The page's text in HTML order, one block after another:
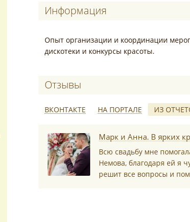
Информация
Опыт организации и координации
дискотеки и конкурсы красоты.
Отзывы о NEMOVA_wedding
ВКОНТАКТЕ НА ПОРТАЛЕ ИЗ
*
Марк и Анна. В ярких
Всю свадьбу мне
Немова, благодаря ей я
решит все вопросы и